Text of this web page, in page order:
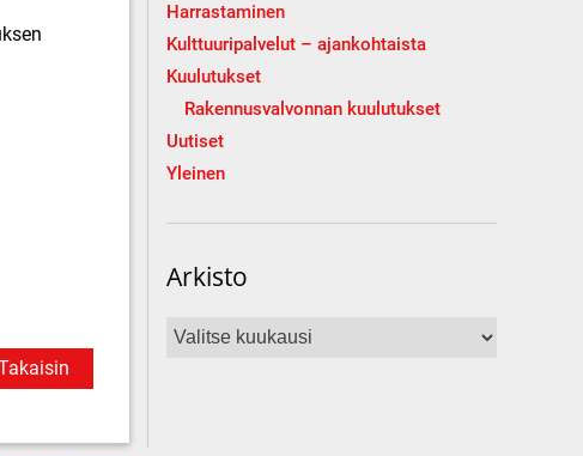
Harrastaminen
Kulttuuripalvelut – ajankohtaista
Kuulutukset
Rakennusvalvonnan kuulutukset
Uutiset
Yleinen
Arkisto
Arkisto